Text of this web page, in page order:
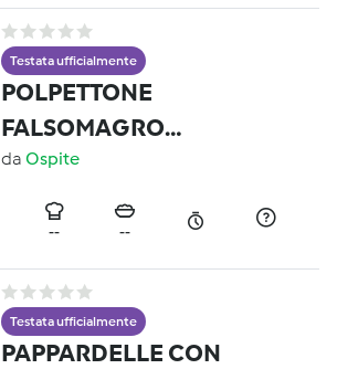
Testata ufficialmente
POLPETTONE
FALSOMAGRO
ALL’OCCH
da Ospite
-- --
Testata ufficialmente
PAPPARDELLE CON